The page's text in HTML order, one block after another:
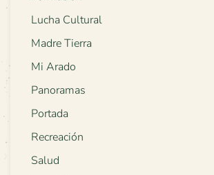
Lucha Cultural
Madre Tierra
Mi Arado
Panoramas
Portada
Recreación
Salud